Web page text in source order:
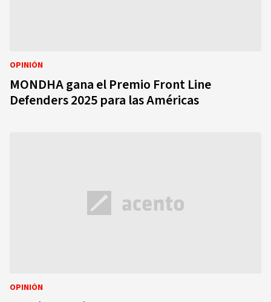
OPINIÓN
MONDHA gana el Premio Front Line
Defenders 2025 para las Américas
OPINIÓN